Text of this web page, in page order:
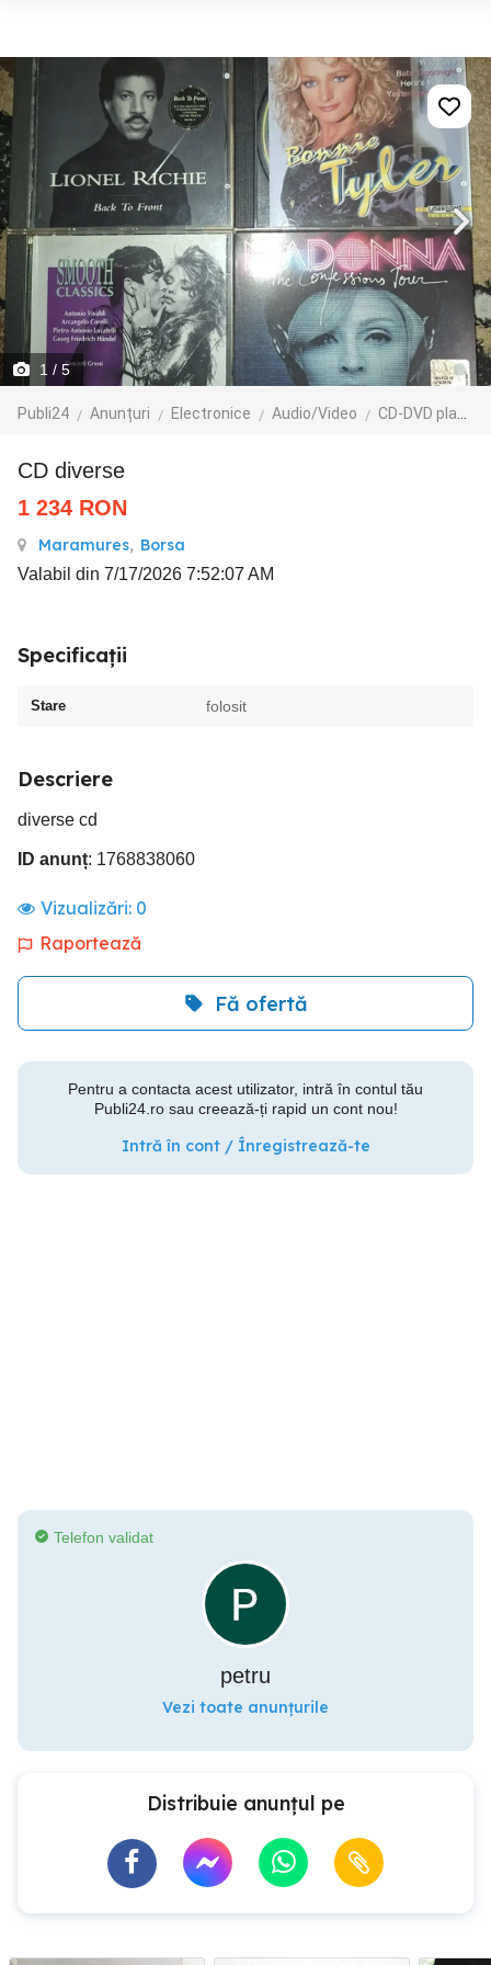
1 / 5
Publi24 Anunțuri Electronice Audio/Video CD-DVD playere
CD diverse
1 234 RON
Maramures, Borsa
Valabil din 7/17/2026 7:52:07 AM
Specificații
Stare folosit
Descriere
diverse cd
ID anunț: 1768838060
Vizualizări: 0
Raportează
Fă ofertă
Pentru a contacta acest utilizator, intră în contul tău
Publi24.ro sau creează-ți rapid un cont nou!
Intră în cont / Înregistrează-te
Telefon validat
petru
Vezi toate anunțurile
Distribuie anunțul pe